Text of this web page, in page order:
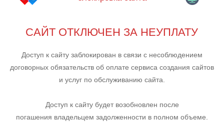
САЙТ ОТКЛЮЧЕН ЗА НЕУПЛАТУ
Доступ к сайту заблокирован в связи с несоблюдением
договорных обязательств об оплате сервиса создания сайтов
и услуг по обслуживанию сайта.
Доступ к сайту будет возобновлен после
погашения владельцем задолженности в полном объеме.